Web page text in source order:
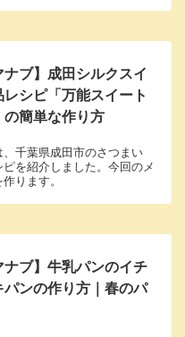
ナブ】成田シルクスイ
レシピ「万能スイート
の簡単な作り方
、千葉県成田市のさつまい
を紹介しました。今回のメ
ります。
ナブ】牛乳パンのイチ
パンの作り方｜春のパ